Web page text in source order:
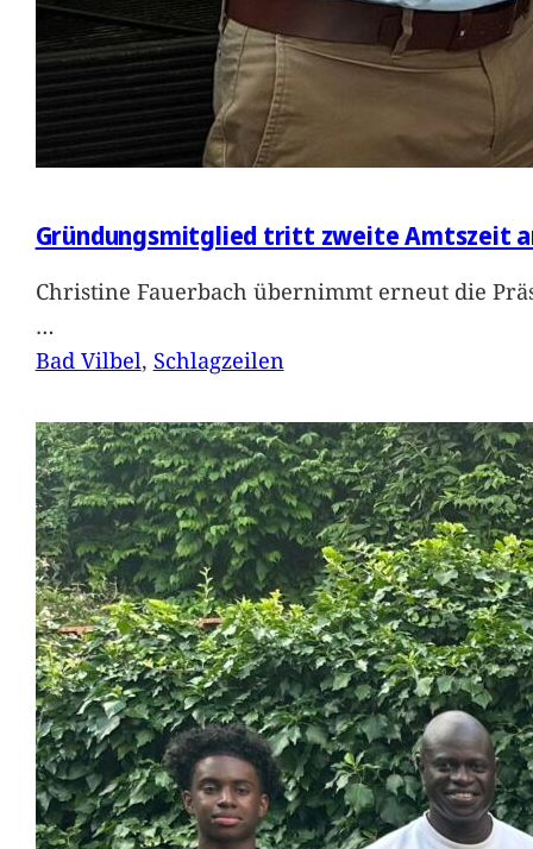
Gründungsmitglied tritt zweite Amtszeit
Christine Fauerbach übernimmt erneut die
…
Bad Vilbel, Schlagzeilen